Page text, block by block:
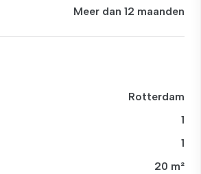
Meer dan 12 maanden
Rotterdam
1
1
20 m²